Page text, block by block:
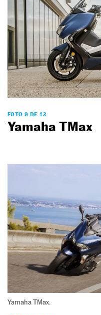
FOTO 9 DE 13
Yamaha TMax
Yamaha TMax.